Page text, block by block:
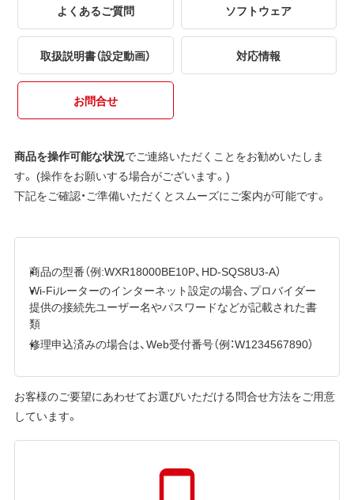
よくあるご質問 ソフトウェア
取扱説明書（設定動画） 対応情報
お問合せ
商品を操作可能な状況でご連絡いただくことをお勧めいたしま
す。 (操作をお願いする場合がございます。)
下記をご確認・ご準備いただくとスムーズにご案内が可能です。
商品の型番（例:WXR18000BE10P、HD-SQS8U3-A）
Wi-Fiルーターのインターネット設定の場合、プロバイダー
提供の接続先ユーザー名やパスワードなどが記載された書
類
修理申込済みの場合は、Web受付番号（例：W1234567890）
お客様のご要望にあわせてお選びいただける問合せ方法をご用意
しています。